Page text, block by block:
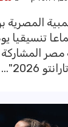
تنسيقيا يوم
المشاركة
2026"...